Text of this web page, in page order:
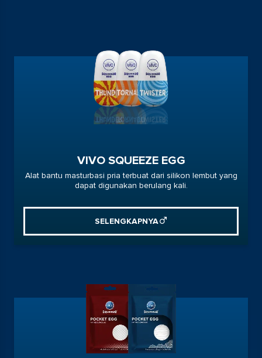
VIVO SQUEEZE EGG
Alat bantu masturbasi pria terbuat dari silikon lembut yang
dapat digunakan berulang kali.
SELENGKAPNYA